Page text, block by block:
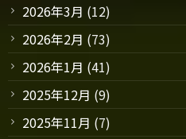
2026年3月 (12)
2026年2月 (73)
2026年1月 (41)
2025年12月 (9)
2025年11月 (7)